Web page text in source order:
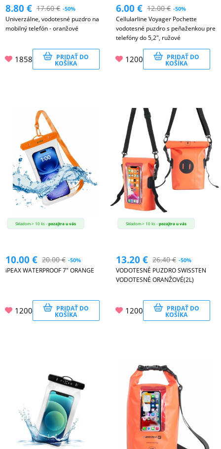
8.80€ 17.60€ -50%
Univerzálne, vodotesné puzdro na
mobilný telefón - oranžové
1858 PRIDAŤ DO
KOŠÍKA
6.00€ 12.00€ -50%
Cellularline Voyager Pochette
vodotesné puzdro s peňaženkou pre
telefóny do 5,2", ružové
1200 PRIDAŤ DO
KOŠÍKA
Skladom > 10 ks -pozajtra u vás
10.00€ 20.00€ -50%
iPEAX WATERPROOF 7" ORANGE
1200 PRIDAŤ DO
KOŠÍKA
Skladom > 10 ks -pozajtra u vás
13.20€ 26.40€ -50%
VODOTESNÉ PUZDRO SWISSTEN
VODOTESNÉ ORANŽOVÉ(2L)
1200 PRIDAŤ DO
KOŠÍKA